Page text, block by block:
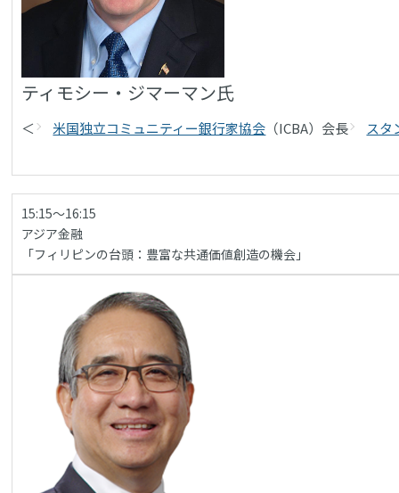
ティモシー・ジマーマン氏
＜ 米国独立コミュニティー銀行家協会 （ICBA）会長 スタ
15:15～16:15
アジア金融
「フィリピンの台頭：豊富な共通価値創造の機会」